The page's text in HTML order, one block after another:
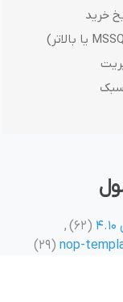
خرید
سبک
(62)
,
nop-
(29)